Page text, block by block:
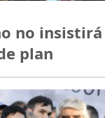
no insistirá
plan